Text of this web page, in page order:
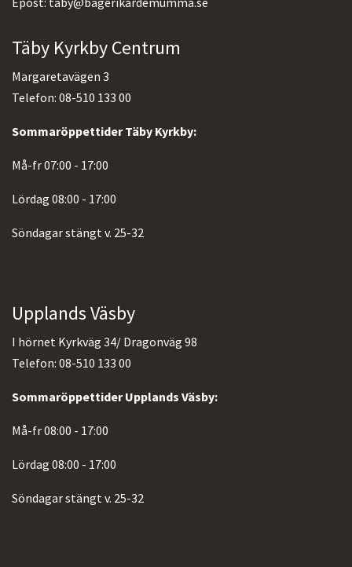
Täby Kyrkby Centrum
Margaretavägen 3
Telefon: 08-510 133 00
Sommaröppettider Täby Kyrkby:
Må-fr 07:00 - 17:00
Lördag 08:00 - 17:00
Söndagar stängt v. 25-32
Upplands Väsby
I hörnet Kyrkväg 34/ Dragonväg 98
Telefon: 08-510 133 00
Sommaröppettider Upplands Väsby:
Må-fr 08:00 - 17:00
Lördag 08:00 - 17:00
Söndagar stängt v. 25-32